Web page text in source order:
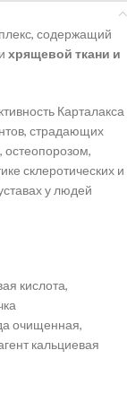
содержащий
хрящевой ткани и
Карталакса
страдающих
остеопорозом,
склеротических и
у людей
кислота,
очищенная,
кальциевая